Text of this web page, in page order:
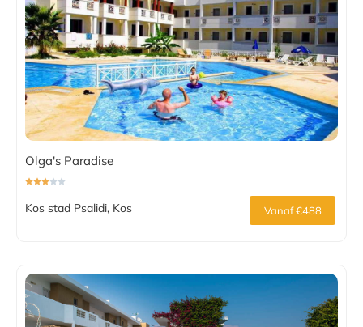
Olga's Paradise
Kos stad Psalidi, Kos Vanaf €488